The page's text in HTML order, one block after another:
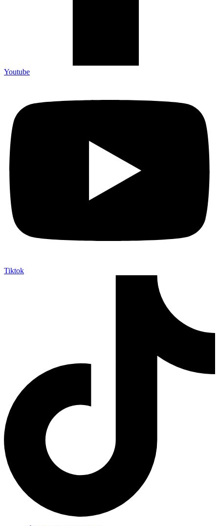
Youtube
Tiktok